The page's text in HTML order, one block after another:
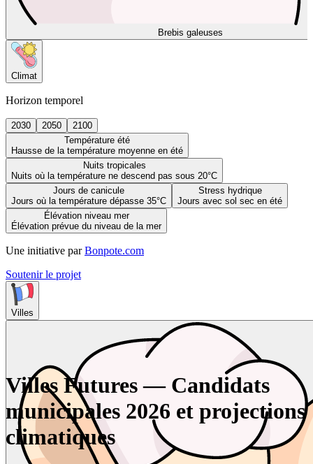
Brebis galeuses
Climat
Horizon temporel
2030 2050
2100
Température été
Hausse de la température moyenne en été
Nuits tropicales
Nuits où la température ne descend pas sous 20°C
Jours de canicule
Jours où la température dépasse 35°C
Stress hydrique
Jours avec sol sec en été
Élévation niveau mer
Élévation prévue du niveau de la mer
Une initiative par Bonpote.com
Soutenir le projet
Villes
Villes Futures — Candidats
municipales 2026 et projections
climatiques